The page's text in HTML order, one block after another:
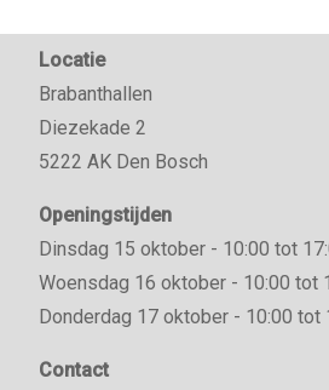
Locatie
Brabanthallen
Diezekade 2
5222 AK Den Bosch
Openingstijden
Dinsdag 15 oktober - 10:00 tot
Woensdag 16 oktober - 10:00 tot
Donderdag 17 oktober - 10:00 tot
Contact